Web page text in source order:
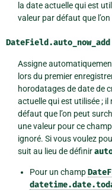
la date actuelle qui est
valeur par défaut que
DateField.auto_now_add
Assigne
lors du premier
horodatages de date de
actuelle qui est utilisée ; il
défaut que l’on peut
une valeur pour ce
ignoré. Si vous voulez
suit au lieu de définir
Pour un champ